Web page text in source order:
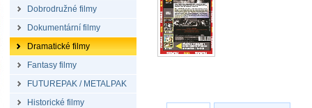
Dobrodružné filmy
Dokumentární filmy
Dramatické filmy
Fantasy filmy
FUTUREPAK / METALPAK
Historické filmy